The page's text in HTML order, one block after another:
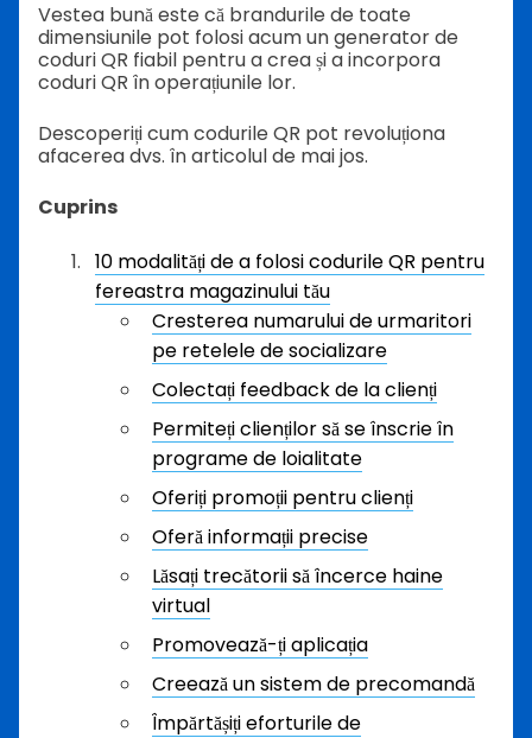
Vestea bună este că brandurile de toate
dimensiunile pot folosi acum un generator de
coduri QR fiabil pentru a crea și a incorpora
coduri QR în operațiunile lor.
Descoperiți cum codurile QR pot revoluționa
afacerea dvs. în articolul de mai jos.
Cuprins
10 modalități de a folosi codurile QR pentru
fereastra magazinului tău
Cresterea numarului de urmaritori
pe retelele de socializare
Colectați feedback de la clienți
Permiteți clienților să se înscrie în
programe de loialitate
Oferiți promoții pentru clienți
Oferă informații precise
Lăsați trecătorii să încerce haine
virtual
Promovează-ți aplicația
Creează un sistem de precomandă
Împărtășiți eforturile de